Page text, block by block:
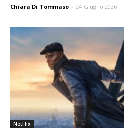
Chiara Di Tommaso - 24 Giugno 2026
NetFlix